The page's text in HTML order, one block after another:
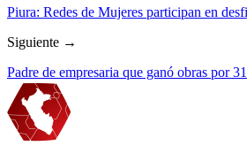
Piura: Redes de Mujeres participan en
Siguiente →
Padre de empresaria que ganó obras por